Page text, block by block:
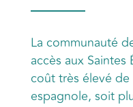
La communauté
accès aux
coût très élevé
espagnole, soit